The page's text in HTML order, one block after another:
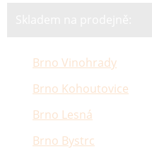
Brno Vinohrady
Brno Kohoutovice
Brno Lesná
Brno Bystrc